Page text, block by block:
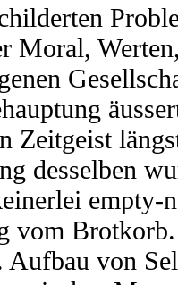
Moral,
Zeitgeist
desselben
empty-
vom
Aufbau von